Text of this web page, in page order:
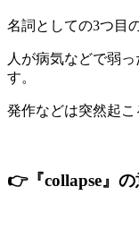
名詞としての3つ目
人が病気などで弱
す。
発作などは突然起こ
👉『collapse』